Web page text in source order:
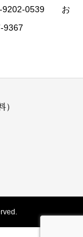
9202-0539 お
9367
）